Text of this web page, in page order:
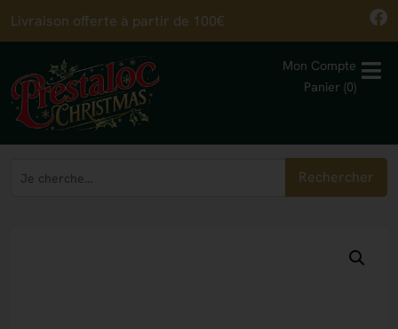
Livraison offerte à partir de 100€
Mon Compte
Panier (0)
Rechercher